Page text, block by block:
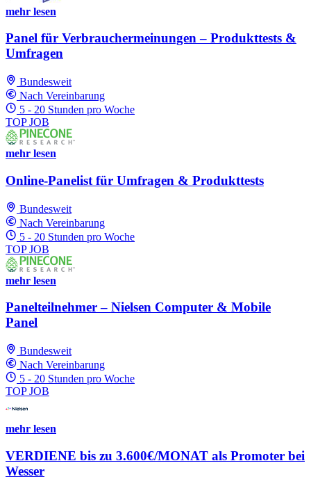
mehr lesen
Panel für Verbrauchermeinungen – Produkttests &
Umfragen
Bundesweit
Nach Vereinbarung
5 - 20 Stunden pro Woche
TOP JOB
mehr lesen
Online-Panelist für Umfragen & Produkttests
Bundesweit
Nach Vereinbarung
5 - 20 Stunden pro Woche
TOP JOB
mehr lesen
Panelteilnehmer – Nielsen Computer & Mobile
Panel
Bundesweit
Nach Vereinbarung
5 - 20 Stunden pro Woche
TOP JOB
mehr lesen
VERDIENE bis zu 3.600€/MONAT als Promoter bei
Wesser